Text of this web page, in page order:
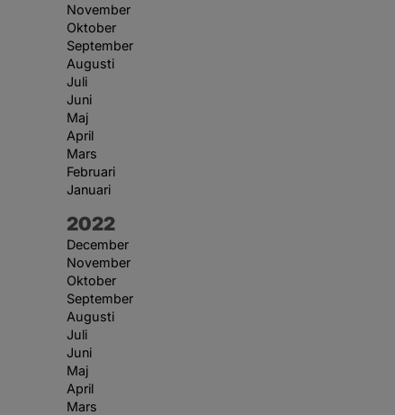
November
Oktober
September
Augusti
Juli
Juni
Maj
April
Mars
Februari
Januari
År:
2022
December
November
Oktober
September
Augusti
Juli
Juni
Maj
April
Mars